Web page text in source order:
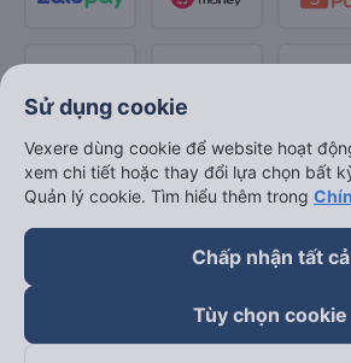
Sử dụng cookie
Vexere dùng cookie để website hoạt
xem chi tiết hoặc thay đổi lựa chọn bất
Quản lý cookie. Tìm hiểu thêm trong
Chấp nhận tất cả
Tùy chọn cookie